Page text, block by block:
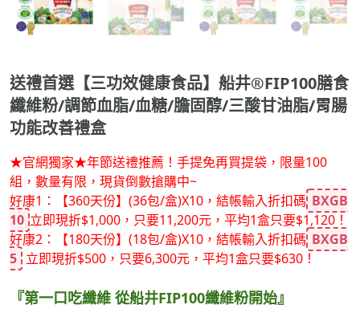
纖維粉/調節血脂/血糖/膽固醇/三酸甘油脂/胃腸
功能改善禮盒
組，數量有限，現貨倒數搶購中~
好康1：【360天份】(36包/盒)X10，結帳輸入折扣碼
10 立即現折$1,000，只要11,200元，平均1盒只要$1,120！
好康2：【180天份】(18包/盒)X10，結帳輸入折扣碼 BXGB
5 立即現折$500，只要6,300元，平均1盒只要$630！